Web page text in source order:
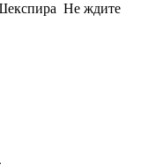
Не ждите